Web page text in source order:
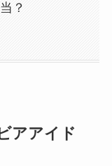
？
アアイド